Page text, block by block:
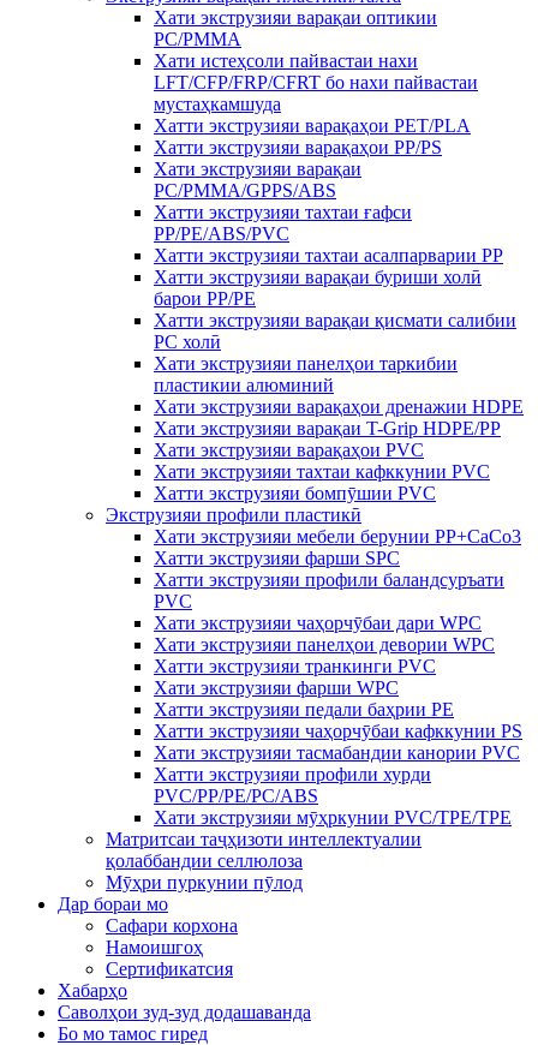
Хати экструзияи варақаи оптикии
PC/PMMA
Хати истеҳсоли пайвастаи нахи
LFT/CFP/FRP/CFRT бо нахи пайвастаи
мустаҳкамшуда
Хатти экструзияи варақаҳои PET/PLA
Хатти экструзияи варақаҳои PP/PS
Хати экструзияи варақаи
PC/PMMA/GPPS/ABS
Хатти экструзияи тахтаи ғафси
PP/PE/ABS/PVC
Хатти экструзияи тахтаи асалпарварии PP
Хатти экструзияи варақаи буриши холӣ
барои PP/PE
Хатти экструзияи варақаи қисмати салибии
PC холӣ
Хати экструзияи панелҳои таркибии
пластикии алюминий
Хати экструзияи варақаҳои дренажии HDPE
Хати экструзияи варақаи T-Grip HDPE/PP
Хати экструзияи варақаҳои PVC
Хати экструзияи тахтаи кафккунии PVC
Хатти экструзияи бомпӯшии PVC
Экструзияи профили пластикӣ
Хати экструзияи мебели берунии PP+CaCo3
Хатти экструзияи фарши SPC
Хатти экструзияи профили баландсуръати
PVC
Хати экструзияи чаҳорчӯбаи дари WPC
Хати экструзияи панелҳои девории WPC
Хатти экструзияи транкинги PVC
Хати экструзияи фарши WPC
Хатти экструзияи педали баҳрии PE
Хатти экструзияи чаҳорчӯбаи кафккунии PS
Хати экструзияи тасмабандии канории PVC
Хатти экструзияи профили хурди
PVC/PP/PE/PC/ABS
Хати экструзияи мӯҳркунии PVC/TPE/TPE
Матритсаи таҷҳизоти интеллектуалии
қолаббандии селлюлоза
Мӯҳри пуркунии пӯлод
Дар бораи мо
Сафари корхона
Намоишгоҳ
Сертификатсия
Хабарҳо
Саволҳои зуд-зуд додашаванда
Бо мо тамос гиред